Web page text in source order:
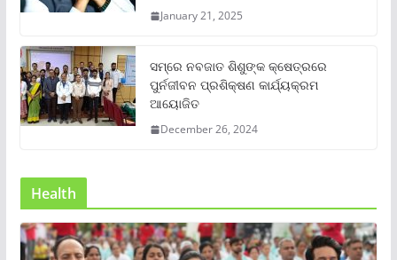
January 21, 2025
ସମ୍‌ରେ ନବଜାତ ଶିଶୁଙ୍କ କ୍ଷେତ୍ରରେ
ପୁର୍ନଜୀବନ ପ୍ରଶିକ୍ଷଣ କାର୍ଯ୍ୟକ୍ରମ
ଆୟୋଜିତ
December 26, 2024
Health